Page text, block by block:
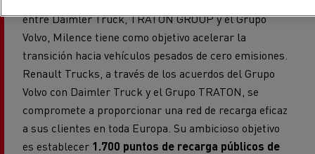
entre Daimler Truck, TRATON GROUP y el Grupo
Volvo, Milence tiene como objetivo acelerar la
transición hacia vehículos pesados de cero emisiones.
Renault Trucks, a través de los acuerdos del Grupo
Volvo con Daimler Truck y el Grupo TRATON, se
compromete a proporcionar una red de recarga eficaz
a sus clientes en toda Europa. Su ambicioso objetivo
es establecer 1.700 puntos de recarga públicos de